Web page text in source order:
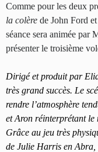
Comme pour les deux
la colère de John Ford et
séance sera animée par
présenter le troisième
Dirigé et produit par
très grand succès. Le
rendre l’atmosphère
et Aron réinterprétant le
Grâce au jeu très
de Julie Harris en Abra,